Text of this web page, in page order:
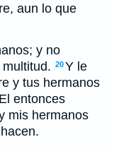
aun lo que
y no
20Y le
y tus hermanos
El entonces
mis hermanos